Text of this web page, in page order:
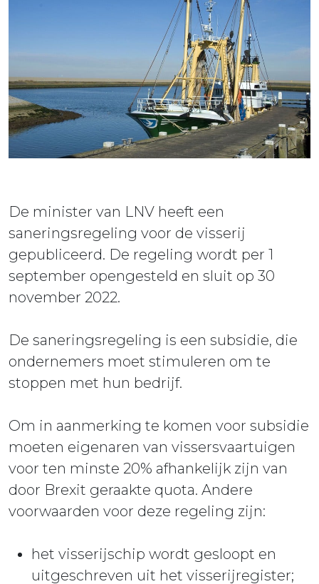
De minister van LNV heeft een
saneringsregeling voor de visserij
gepubliceerd. De regeling wordt per 1
september opengesteld en sluit op 30
november 2022.
De saneringsregeling is een subsidie, die
ondernemers moet stimuleren om te
stoppen met hun bedrijf.
Om in aanmerking te komen voor subsidie
moeten eigenaren van vissersvaartuigen
voor ten minste 20% afhankelijk zijn van
door Brexit geraakte quota. Andere
voorwaarden voor deze regeling zijn:
het visserijschip wordt gesloopt en
uitgeschreven uit het visserijregister;